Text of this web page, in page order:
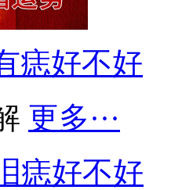
痣好不好
更多···
痣好不好